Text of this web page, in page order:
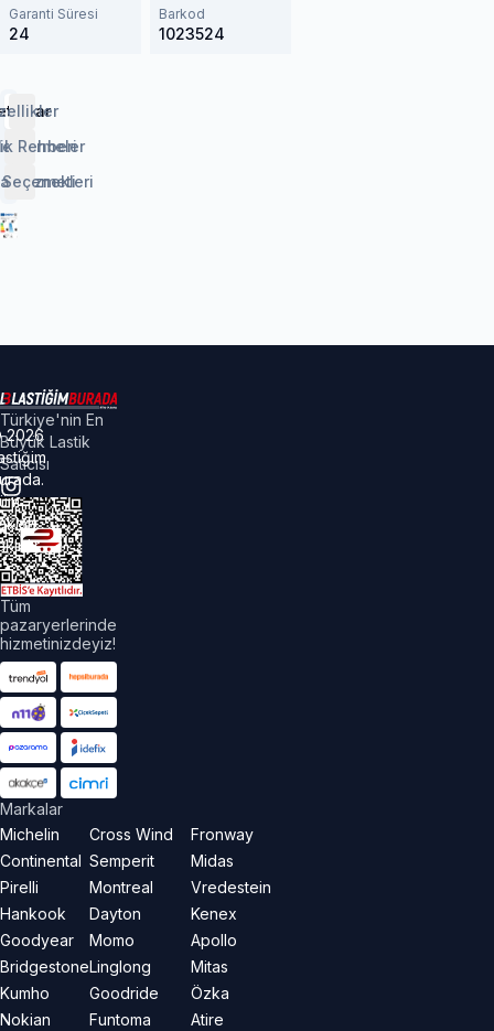
Garanti Süresi
24
Barkod
1023524
Rehberi
Hizmeti
Türkiye'nin En
Büyük Lastik
Satıcısı
Tüm
pazaryerlerinde
hizmetinizdeyiz!
Markalar
Michelin
Continental
Pirelli
Hankook
Goodyear
Bridgestone
Kumho
Nokian
Cross Wind
Semperit
Montreal
Dayton
Momo
Linglong
Goodride
Funtoma
Fronway
Midas
Vredestein
Kenex
Apollo
Mitas
Özka
Atire
2026